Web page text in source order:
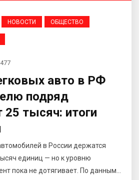
НОВОСТИ ОБЩЕСТВО
авто в РФ
подряд
тысяч: итоги
в России держатся
единиц — но к уровню
пока не дотягивает. По данным...